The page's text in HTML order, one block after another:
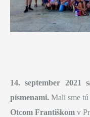
14. september 2021
písmenami. Mali sme
Otcom Františkom v